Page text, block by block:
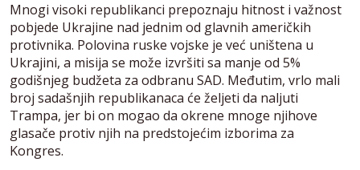
Mnogi visoki republikanci prepoznaju hitnost i važnost
pobjede Ukrajine nad jednim od glavnih američkih
protivnika. Polovina ruske vojske je već uništena u
Ukrajini, a misija se može izvršiti sa manje od 5%
godišnjeg budžeta za odbranu SAD. Međutim, vrlo mali
broj sadašnjih republikanaca će željeti da naljuti
Trampa, jer bi on mogao da okrene mnoge njihove
glasače protiv njih na predstojećim izborima za
Kongres.